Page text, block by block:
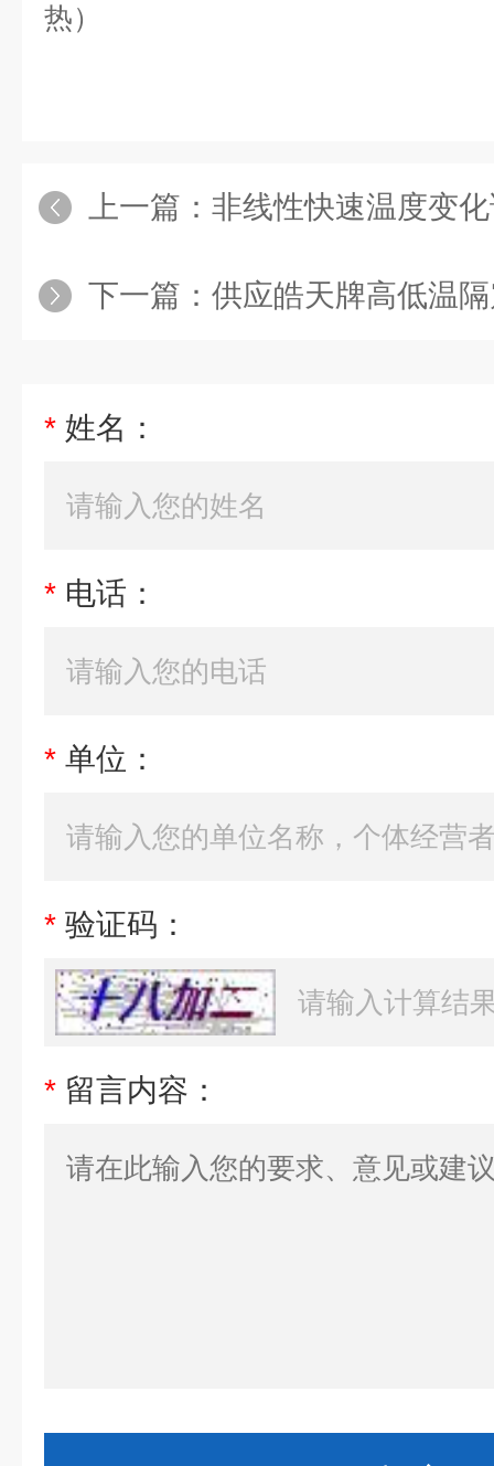
热）
上一篇： 非线性快速温度变
下一篇： 供应皓天牌高低温
* 姓名：
* 电话：
* 单位：
* 验证码：
* 留言内容：